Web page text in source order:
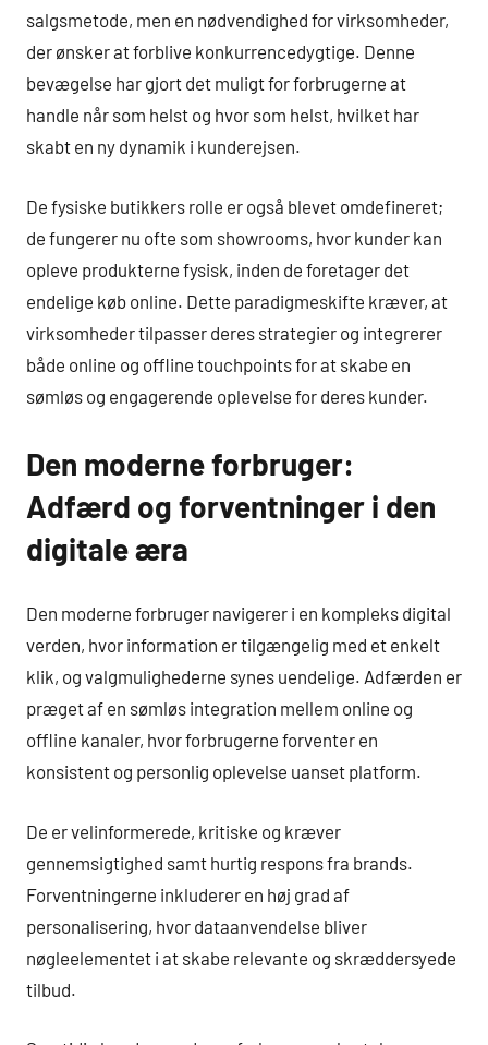
salgsmetode, men en nødvendighed for virksomheder,
der ønsker at forblive konkurrencedygtige. Denne
bevægelse har gjort det muligt for forbrugerne at
handle når som helst og hvor som helst, hvilket har
skabt en ny dynamik i kunderejsen.
De fysiske butikkers rolle er også blevet omdefineret;
de fungerer nu ofte som showrooms, hvor kunder kan
opleve produkterne fysisk, inden de foretager det
endelige køb online. Dette paradigmeskifte kræver, at
virksomheder tilpasser deres strategier og integrerer
både online og offline touchpoints for at skabe en
sømløs og engagerende oplevelse for deres kunder.
Den moderne forbruger:
Adfærd og forventninger i den
digitale æra
Den moderne forbruger navigerer i en kompleks digital
verden, hvor information er tilgængelig med et enkelt
klik, og valgmulighederne synes uendelige. Adfærden er
præget af en sømløs integration mellem online og
offline kanaler, hvor forbrugerne forventer en
konsistent og personlig oplevelse uanset platform.
De er velinformerede, kritiske og kræver
gennemsigtighed samt hurtig respons fra brands.
Forventningerne inkluderer en høj grad af
personalisering, hvor dataanvendelse bliver
nøgleelementet i at skabe relevante og skræddersyede
tilbud.